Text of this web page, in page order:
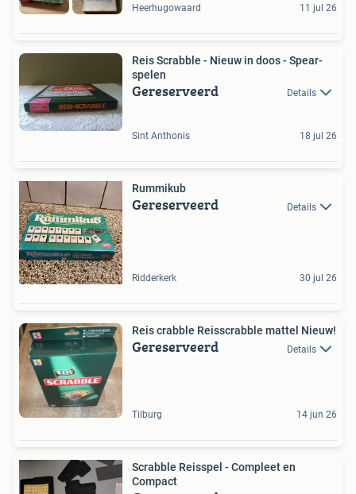
Heerhugowaard 11 jul 26
Reis Scrabble - Nieuw in doos - Spear-
spelen
Gereserveerd Details
Sint Anthonis 18 jul 26
Rummikub
Gereserveerd Details
Ridderkerk 30 jul 26
Reis crabble Reisscrabble mattel Nieuw!
Gereserveerd Details
Tilburg 14 jun 26
Scrabble Reisspel - Compleet en
Compact